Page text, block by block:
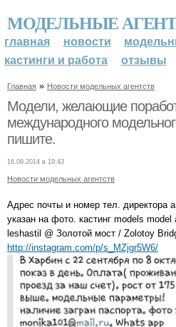
МОДЕЛЬНЫЕ
главная новости
кастинги и работа
отзывы
Главная » Новости модельных агентств
Модели, желающие
международного
пишите.
16.09.2014 в 19:43
Новости модельных агентств
Адрес почты и номер тел. директора
указан на фото. кастинг models
leshastil @ Золотой мост / Zolotoy
http://instagram.com/p/s_MZjgr5W6/